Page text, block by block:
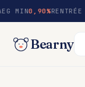
contenu
MIN0,90%
Bearny